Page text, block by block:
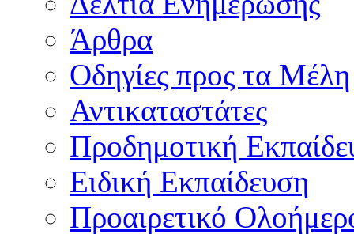
Άρθρα
Οδηγίες προς τα Μέλη
Αντικαταστάτες
Προδημοτική
Ειδική Εκπαίδευση
Προαιρετικό